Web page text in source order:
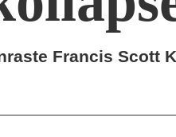
Francis Scott